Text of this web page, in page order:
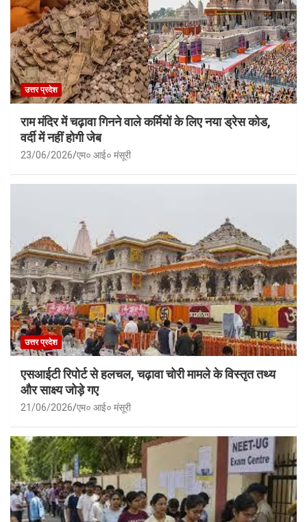
उत्तर प्रदेश
राम मंदिर में चढ़ावा गिनने वाले कर्मियों के लिए नया ड्रेस कोड,
वर्दी में नहीं होगी जेब
23/06/2026 एम० आई० मंसूरी
उत्तर प्रदेश
एसआईटी रिपोर्ट से हलचल, चढ़ावा चोरी मामले के विस्तृत तथ्य
और साक्ष्य जोड़े गए
21/06/2026 एम० आई० मंसूरी